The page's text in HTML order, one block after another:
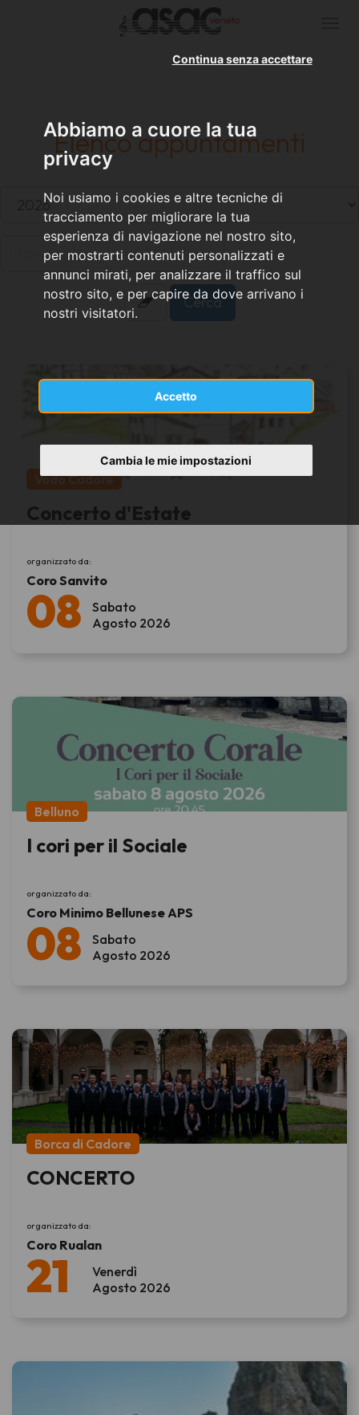
Abbiamo a cuore la tua
privacy
Noi usiamo i cookies e altre tecniche di
tracciamento per migliorare la tua
esperienza di navigazione nel nostro sito,
per mostrarti contenuti personalizzati e
annunci mirati, per analizzare il traffico sul
nostro sito, e per capire da dove arrivano i
nostri visitatori.
Accetto
Continua senza accettare
Cambia le mie impostazioni
Elenco appuntamenti
Sabato
08 Agosto 2026
Vodo Cadore
Concerto d'Estate
organizzato da:
Coro Sanvito
Sabato
08 Agosto 2026
Belluno
I cori per il Sociale
organizzato da:
Coro Minimo Bellunese APS
Venerdì
21 Agosto 2026
Borca di Cadore
CONCERTO
organizzato da:
Coro Rualan